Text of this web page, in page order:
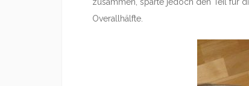
Overallhälfte.